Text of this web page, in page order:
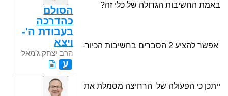
באמת החשיבות הגדולה של כלי זה?
אפשר להציע 2 הסברים בחשיבות הכיור-
ייתכן כי הפעולה של הרחיצה מסמלת את
הסולם
כהדרכה
בעבודת ה'-
ויצא
הרב יצחק ג'מאל
ע